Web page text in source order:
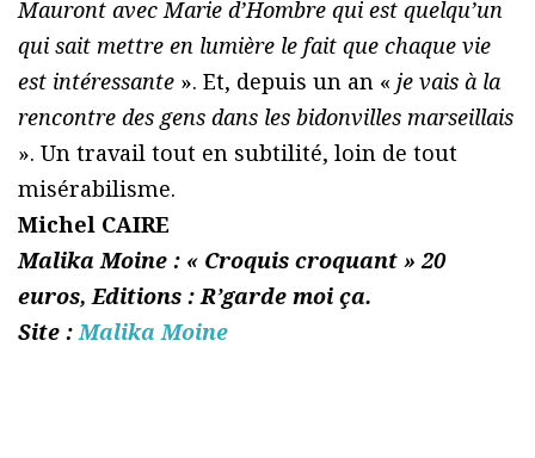
Mauront avec Marie d’Hombre qui est quelqu’un
qui sait mettre en lumière le fait que chaque vie
est intéressante ». Et, depuis un an « je vais à la
rencontre des gens dans les bidonvilles marseillais
». Un travail tout en subtilité, loin de tout
misérabilisme.
Michel CAIRE
Malika Moine : « Croquis croquant » 20
euros, Editions : R’garde moi ça.
Site :Malika Moine